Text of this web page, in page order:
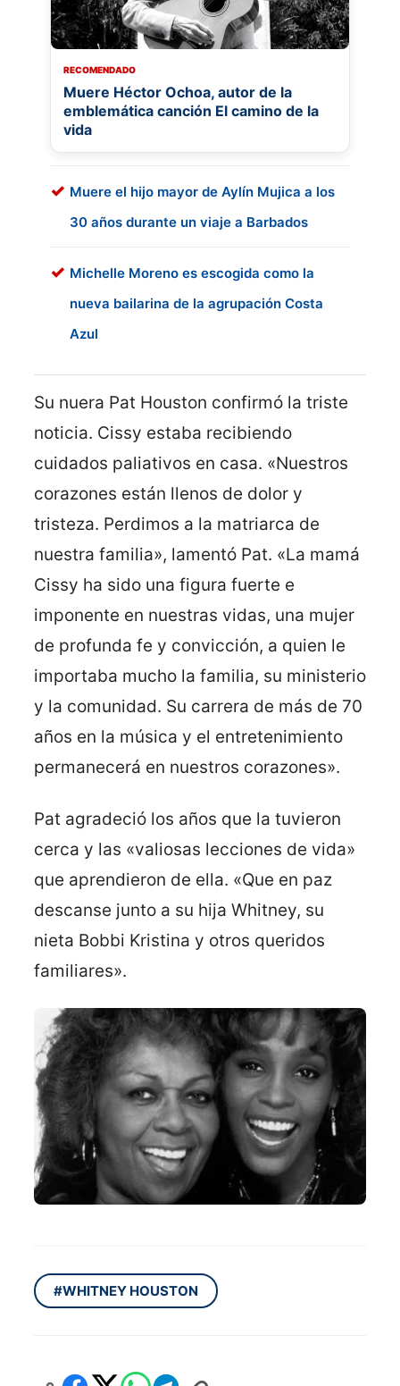
RECOMENDADO
Muere Héctor Ochoa, autor de la
emblemática canción El camino de la
vida
Muere el hijo mayor de Aylín Mujica a los
30 años durante un viaje a Barbados
Michelle Moreno es escogida como la
nueva bailarina de la agrupación Costa
Azul
Su nuera Pat Houston confirmó la triste
noticia. Cissy estaba recibiendo
cuidados paliativos en casa. «Nuestros
corazones están llenos de dolor y
tristeza. Perdimos a la matriarca de
nuestra familia», lamentó Pat. «La mamá
Cissy ha sido una figura fuerte e
imponente en nuestras vidas, una mujer
de profunda fe y convicción, a quien le
importaba mucho la familia, su ministerio
y la comunidad. Su carrera de más de 70
años en la música y el entretenimiento
permanecerá en nuestros corazones».
Pat agradeció los años que la tuvieron
cerca y las «valiosas lecciones de vida»
que aprendieron de ella. «Que en paz
descanse junto a su hija Whitney, su
nieta Bobbi Kristina y otros queridos
familiares».
#WHITNEY HOUSTON